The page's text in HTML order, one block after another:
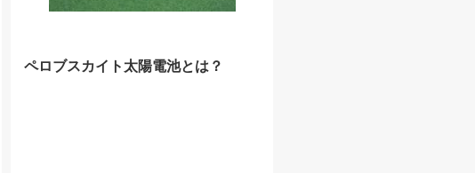
ペロブスカイト太陽電池とは？